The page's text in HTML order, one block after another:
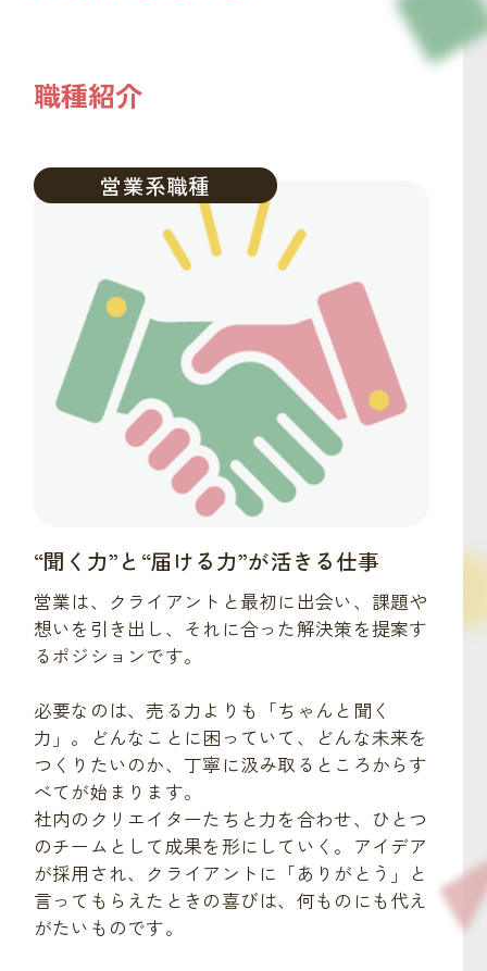
職種紹介
営業系職種
“聞く力”と“届ける力”が活きる仕事
営業は、クライアントと最初に出会い、課題や
想いを引き出し、それに合った解決策を提案す
るポジションです。
必要なのは、売る力よりも「ちゃんと聞く
力」。どんなことに困っていて、どんな未来を
つくりたいのか、丁寧に汲み取るところからす
べてが始まります。
社内のクリエイターたちと力を合わせ、ひとつ
のチームとして成果を形にしていく。アイデア
が採用され、クライアントに「ありがとう」と
言ってもらえたときの喜びは、何ものにも代え
がたいものです。